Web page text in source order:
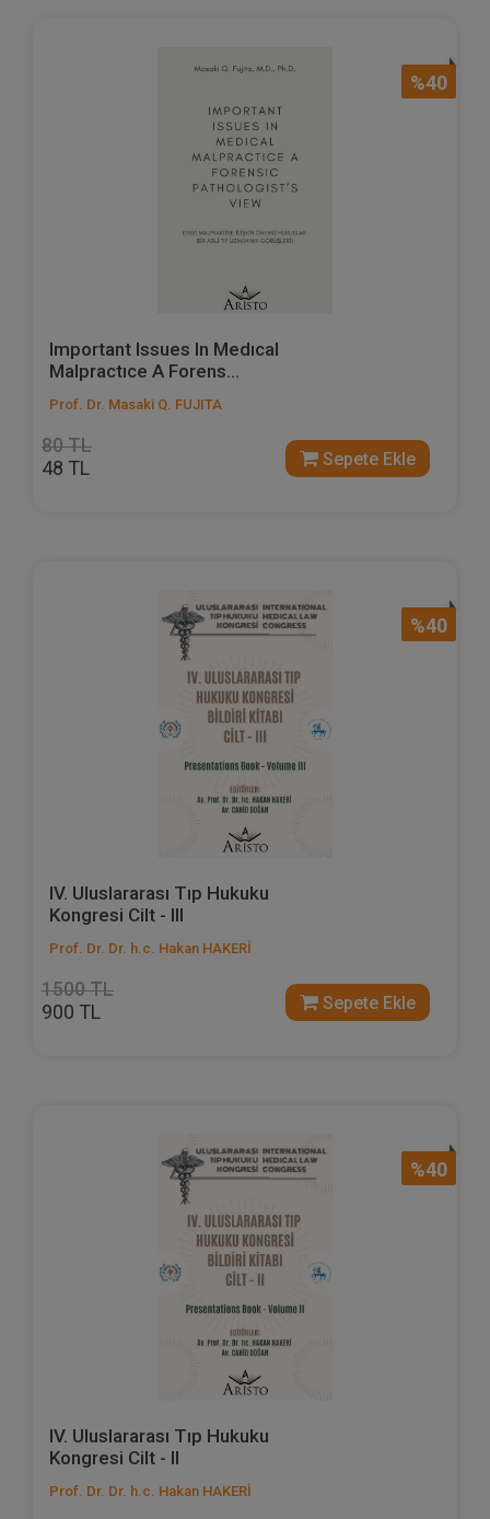
%40
Important Issues In Medıcal
Malpractıce A Forens...
Prof. Dr. Masaki Q. FUJITA
80 TL
48 TL Sepete Ekle
%40
IV. Uluslararası Tıp Hukuku
Kongresi Cilt - III
Prof. Dr. Dr. h.c. Hakan HAKERİ
1500 TL
900 TL Sepete Ekle
%40
IV. Uluslararası Tıp Hukuku
Kongresi Cilt - II
Prof. Dr. Dr. h.c. Hakan HAKERİ